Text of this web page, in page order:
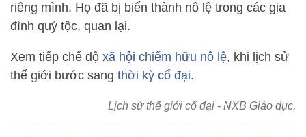
riêng mình. Họ đã bị biến thành nô lệ trong các gia
đình quý tộc, quan lại.
Xem tiếp chế độ xã hội chiếm hữu nô lệ, khi lịch sử
thế giới bước sang thời kỳ cổ đại.
Lịch sử thế giới cổ đại - NXB Giáo dục,